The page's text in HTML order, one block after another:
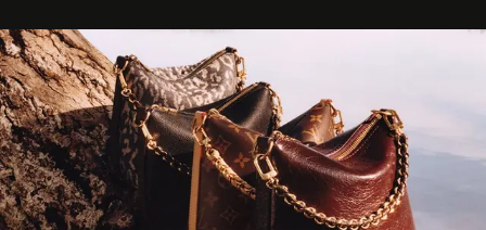
beeldhouwkunst opnieuw centraal stelt.